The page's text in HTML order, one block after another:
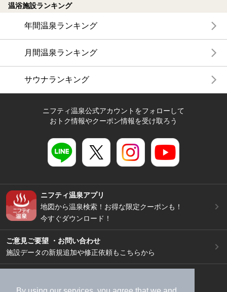
温浴施設ランキング
年間温泉ランキング
月間温泉ランキング
サウナランキング
ニフティ温泉公式アカウントをフォローして
おトク情報やクーポン情報を受け取ろう
ニフティ温泉アプリ
地図から温泉検索！お得な限定クーポンも！
今すぐダウンロード！
ご意見ご要望 ・お問い合わせ
施設データの新規追加や修正依頼もこちらから
加盟店募集（資料請求）
広告出稿のご案内